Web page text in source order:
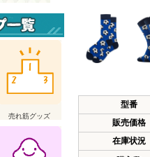
売れ筋グッズ
型番
販売価格
在庫状況